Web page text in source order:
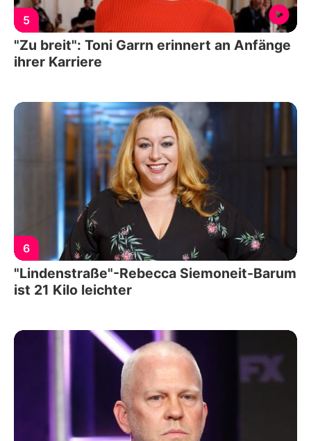
5
"Zu breit": Toni Garrn erinnert an Anfänge
ihrer Karriere
6
"Lindenstraße"-Rebecca Siemoneit-Barum
ist 21 Kilo leichter